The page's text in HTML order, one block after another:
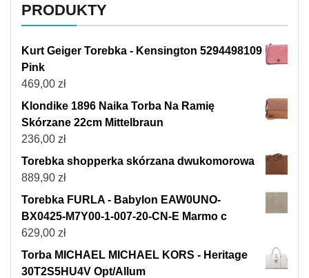
PRODUKTY
Kurt Geiger Torebka - Kensington 5294498109
Pink
469,00 zł
Klondike 1896 Naika Torba Na Ramię
Skórzane 22cm Mittelbraun
236,00 zł
Torebka shopperka skórzana dwukomorowa
889,90 zł
Torebka FURLA - Babylon EAW0UNO-
BX0425-M7Y00-1-007-20-CN-E Marmo c
629,00 zł
Torba MICHAEL MICHAEL KORS - Heritage
30T2S5HU4V Opt/Allum